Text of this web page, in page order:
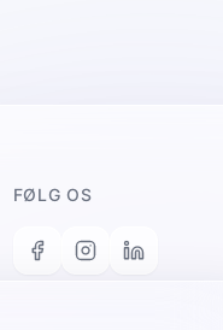
FØLG OS